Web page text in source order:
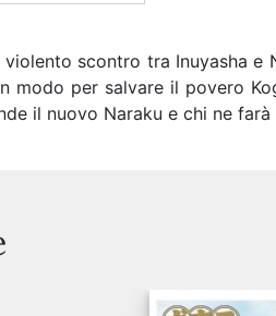
scontro tra Inuyasha
modo per salvare il povero
il nuovo Naraku e chi ne farà